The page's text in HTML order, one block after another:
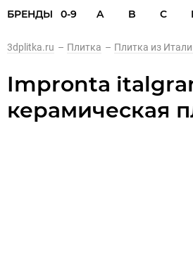
БРЕНДЫ 0-9 A B C
3dplitka.ru – Плитка – Плитка из
Impronta
керамическая